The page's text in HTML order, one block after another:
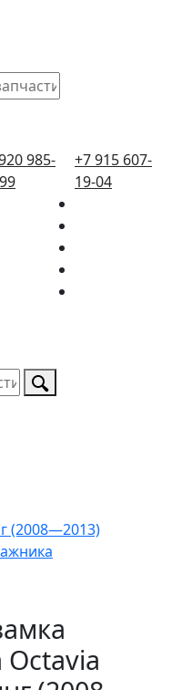
985-
+7 915 607-
19-04
(2008—2013)
Octavia